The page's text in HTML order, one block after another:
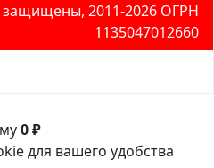
2011-2026 ОГРН
1135047012660
0 ₽
для вашего удобства